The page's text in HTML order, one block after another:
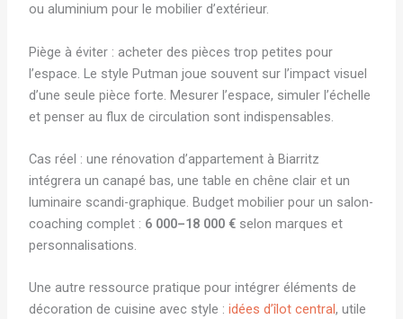
ou aluminium pour le mobilier d’extérieur.
Piège à éviter : acheter des pièces trop petites pour
l’espace. Le style Putman joue souvent sur l’impact visuel
d’une seule pièce forte. Mesurer l’espace, simuler l’échelle
et penser au flux de circulation sont indispensables.
Cas réel : une rénovation d’appartement à Biarritz
intégrera un canapé bas, une table en chêne clair et un
luminaire scandi-graphique. Budget mobilier pour un salon-
coaching complet : 6 000–18 000 €selon marques et
personnalisations.
Une autre ressource pratique pour intégrer éléments de
décoration de cuisine avec style : idées d’îlot central, utile